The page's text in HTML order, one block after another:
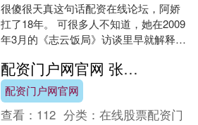
很傻很天真这句话配资在线论坛，阿娇
扛了18年。 可很多人不知道，她在2009
年3月的《志云饭局》访谈里早就解释过
被问到为什么....
配资门户网官网 张本智和为何输给王楚钦？王皓早就看透，两人差距越来越远
配资门户网官网
查看： 112 分类：在线股票配资门